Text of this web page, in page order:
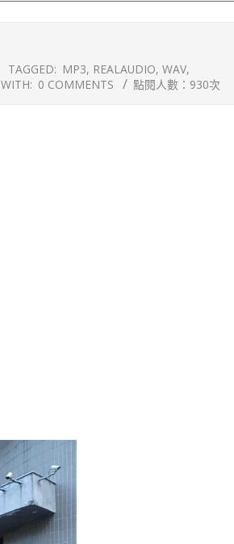
TAGGED: MP3, REALAUDIO, WAV,
WITH: 0 COMMENTS 點閱人數：930次